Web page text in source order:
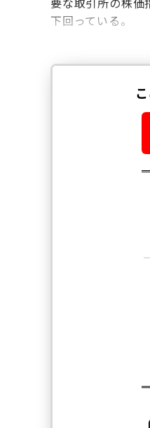
下回っている。